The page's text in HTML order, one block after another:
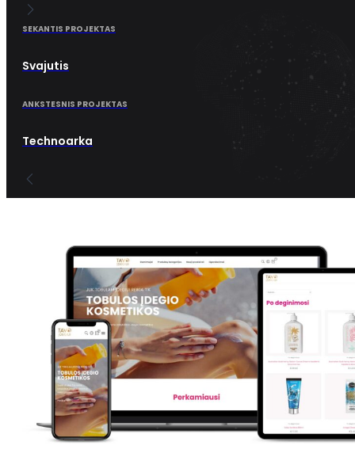
SEKANTIS PROJEKTAS
Svajutis
ANKSTESNIS PROJEKTAS
Technoarka